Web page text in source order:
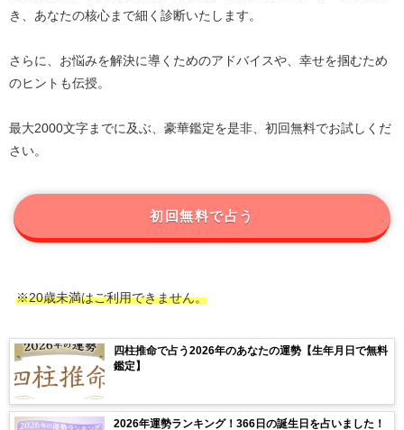
き、あなたの核心まで細く診断いたします。
さらに、お悩みを解決に導くためのアドバイスや、幸せを掴むため
のヒントも伝授。
最大2000文字までに及ぶ、豪華鑑定を是非、初回無料でお試しくだ
さい。
初回無料で占う
※20歳未満はご利用できません。
四柱推命で占う2026年のあなたの運勢【生年月日で無料
鑑定】
2026年運勢ランキング！366日の誕生日を占いました！